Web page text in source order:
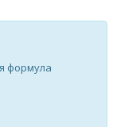
формула